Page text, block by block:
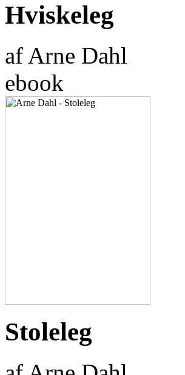
Hviskeleg
af Arne Dahl
ebook
Stoleleg